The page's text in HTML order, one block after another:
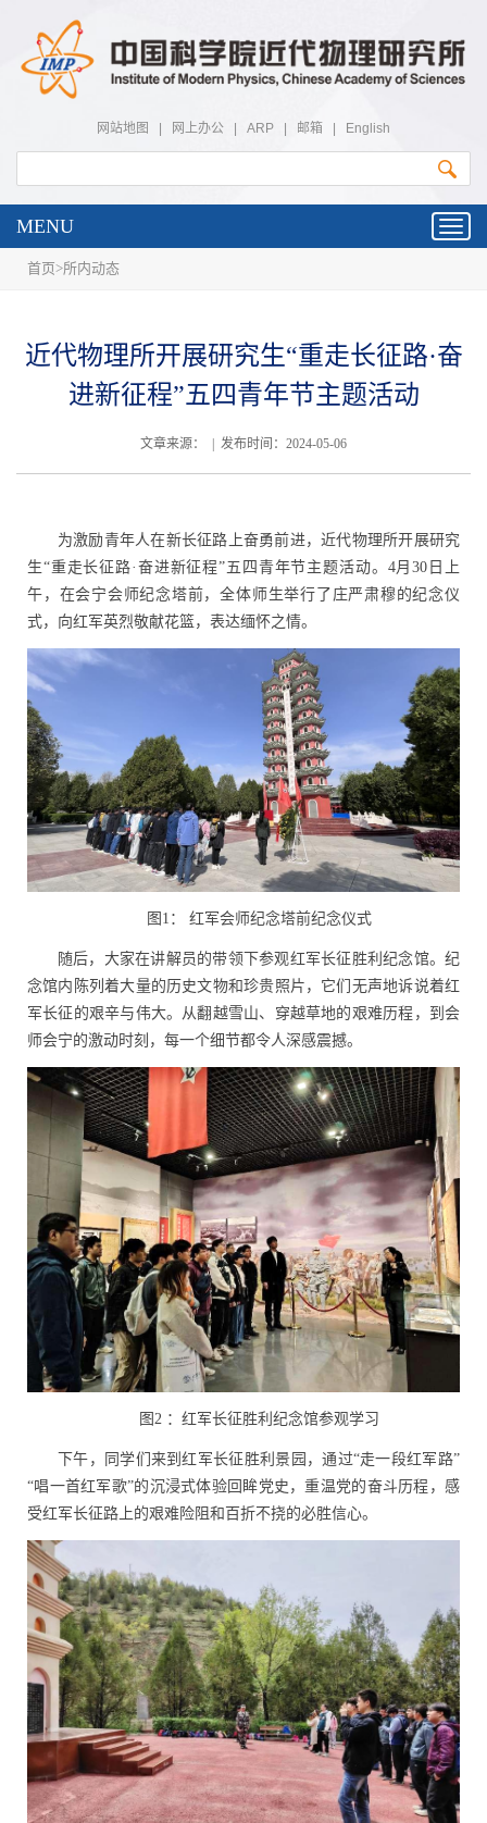
网站地图 网上办公 ARP 邮箱 English
MENU
首页>所内动态
近代物理所开展研究生“重走长征路·奋
进新征程”五四青年节主题活动
文章来源： | 发布时间：2024-05-06
为激励青年人在新长征路上奋勇前进，近代物理所开展研究
生“重走长征路· 奋进新征程”五四青年节主题活动。 4月30 日上
午，在会宁会师纪念塔前，全体师生举行了庄严肃穆的纪念仪
式，向红军英烈敬献花篮，表达缅怀之情。
图 1 ： 红军会师纪念塔前纪念仪式
随后，大家在讲解员的带领下参观红军长征胜利纪念馆。纪
念馆内陈列着大量的历史文物和珍贵照片，它们无声地诉说着红
军长征的艰辛与伟大。从翻越雪山、穿越草地的艰难历程，到会
师会宁的激动时刻，每一个细节都令人深感震撼。
图 2 ：红军长征胜利纪念馆参观学习
下午，同学们来到红军长征胜利景园，通过“走一段红军路”
“唱一首红军歌”的沉浸式体验回眸党史，重温党的奋斗历程，感
受红军长征路上的艰难险阻和百折不挠的必胜信心。